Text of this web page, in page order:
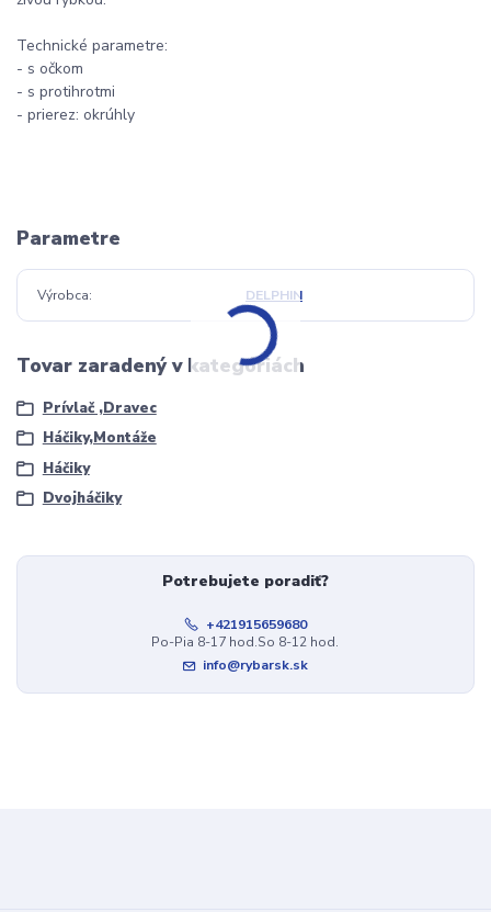
Technické parametre:
- s očkom
- s protihrotmi
- prierez: okrúhly
Parametre
Výrobca DELPHIN
Tovar zaradený v kategóriách
Prívlač ,Dravec
Háčiky,Montáže
Háčiky
Dvojháčiky
Potrebujete poradiť?
+421915659680
Po-Pia 8-17 hod.So 8-12 hod.
info@rybarsk.sk